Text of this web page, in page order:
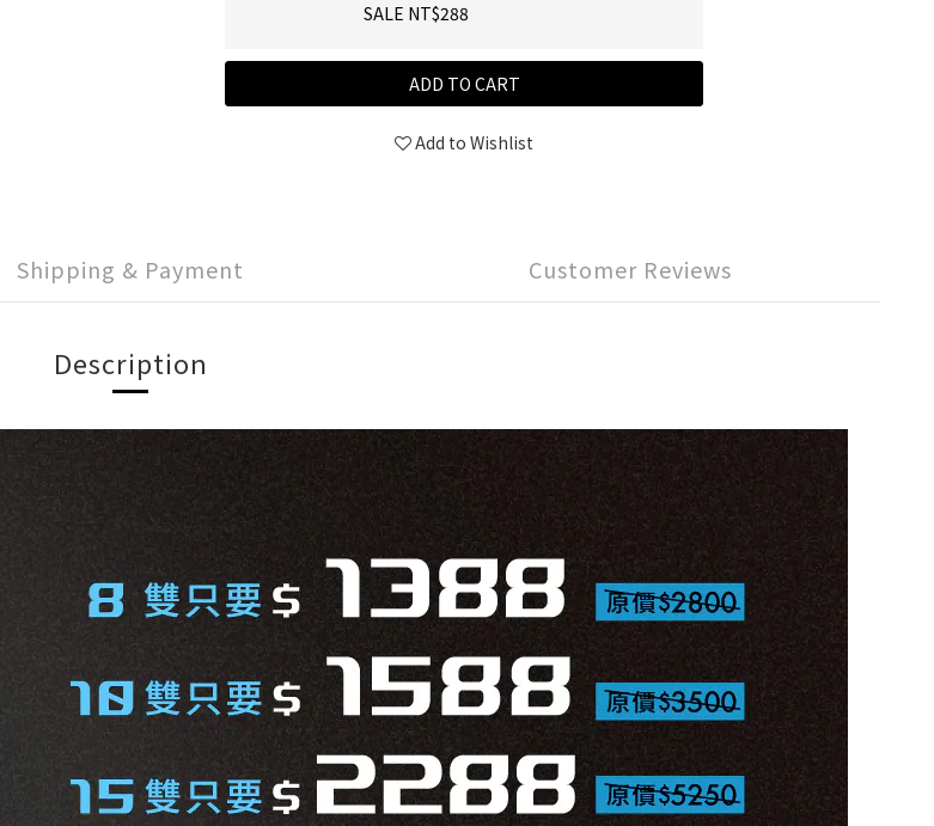
SALE NT$288
ADD TO CART
Add to Wishlist
Shipping & Payment Customer Reviews
Description